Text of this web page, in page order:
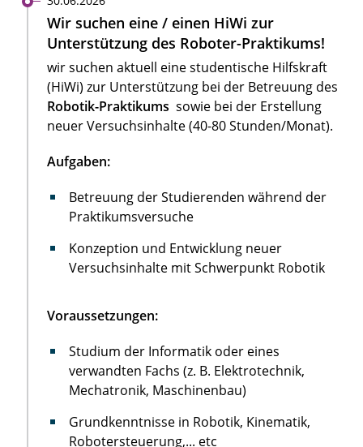
Wir suchen eine / einen HiWi zur
Unterstützung des Roboter-Praktikums!
wir suchen aktuell eine studentische Hilfskraft
(HiWi) zur Unterstützung bei der Betreuung des
Robotik-Praktikums sowie bei der Erstellung
neuer Versuchsinhalte (40-80 Stunden/Monat).
Aufgaben:
Betreuung der Studierenden während der
Praktikumsversuche
Konzeption und Entwicklung neuer
Versuchsinhalte mit Schwerpunkt Robotik
Voraussetzungen:
Studium der Informatik oder eines
verwandten Fachs (z. B. Elektrotechnik,
Mechatronik, Maschinenbau)
Grundkenntnisse in Robotik, Kinematik,
Robotersteuerung,... etc